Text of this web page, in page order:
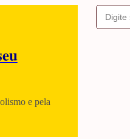
e pela